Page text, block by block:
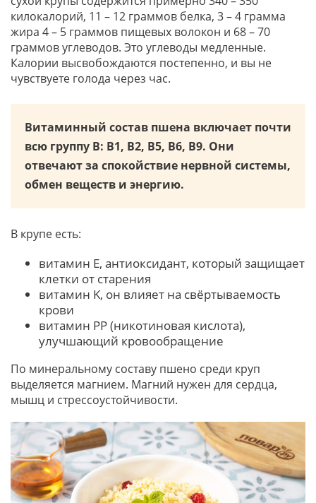
килокалорий, 11 – 12 граммов белка, 3 – 4 грамма
жира 4 – 5 граммов пищевых волокон и 68 – 70
граммов углеводов. Это углеводы медленные.
Калории высвобождаются постепенно, и вы не
чувствуете голода через час.
Витаминный состав пшена включает почти
всю группу B: B1, B2, B5, B6, B9. Они
отвечают за спокойствие нервной системы,
обмен веществ и энергию.
В крупе есть:
витамин E, антиоксидант, который защищает
клетки от старения
витамин K, он влияет на свёртываемость
крови
витамин PP (никотиновая кислота),
улучшающий кровообращение
По минеральному составу пшено среди круп
выделяется магнием. Магний нужен для сердца,
мышц и стрессоустойчивости.